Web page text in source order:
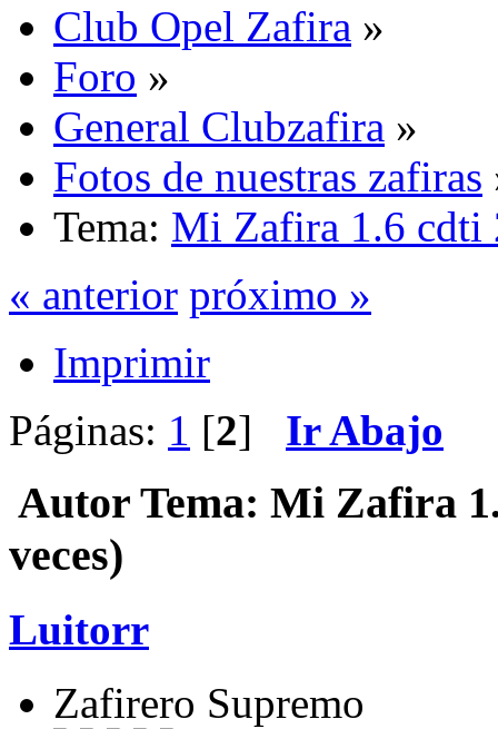
Club Opel Zafira »
Foro »
General Clubzafira »
Fotos de nuestras zafiras
Tema: Mi Zafira 1.6 cdti
« anterior próximo »
Imprimir
Páginas: 1 [2] Ir Abajo
Autor Tema: Mi Zafira
veces)
Luitorr
Zafirero Supremo